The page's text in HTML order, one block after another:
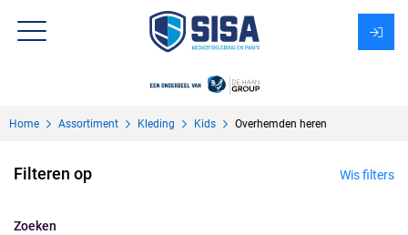
Over Sisa
KMS
Uitzendbureau?
Home Assortiment Kleding Kids Overhemden heren
Filteren op Wis filters
Zoeken